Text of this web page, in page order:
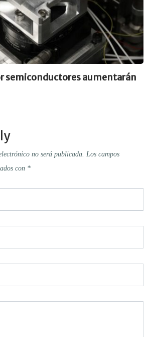
semiconductores aumentarán
no será publicada. Los campos
con *